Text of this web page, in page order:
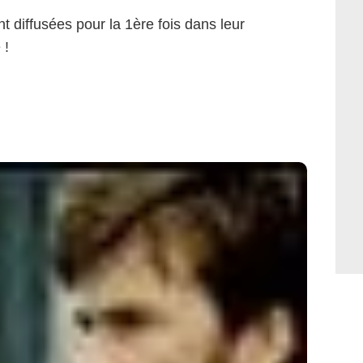
diffusées pour la 1ère fois dans leur
!